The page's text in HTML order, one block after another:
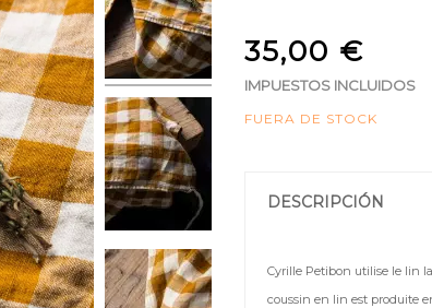
35,00 €
IMPUESTOS INCLUIDOS
FUERA DE STOCK
DESCRIPCIÓN
Cyrille Petibon utilise le lin
coussin en lin est produite